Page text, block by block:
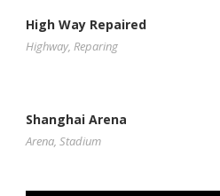
High Way Repaired
Highway, Reparing
Shanghai Arena
Arena, Stadium